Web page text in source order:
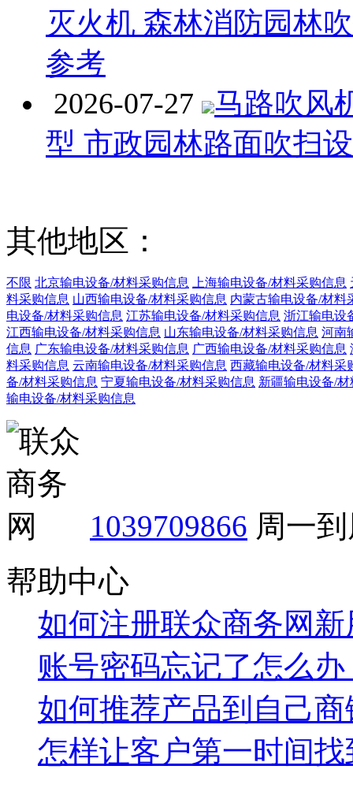
灭火机 森林消防园林
参考
2026-07-27
马路吹风
型 市政园林路面吹扫
其他地区：
不限 北京输电设备/材料采购信息 上海输电设备/材料采购信息
料采购信息 山西输电设备/材料采购信息 内蒙古输电设备/材料
电设备/材料采购信息 江苏输电设备/材料采购信息 浙江输电设
江西输电设备/材料采购信息 山东输电设备/材料采购信息 河南
信息 广东输电设备/材料采购信息 广西输电设备/材料采购信息
料采购信息 云南输电设备/材料采购信息 西藏输电设备/材料采
备/材料采购信息 宁夏输电设备/材料采购信息 新疆输电设备/
输电设备/材料采购信息
1039709866 周一
帮助中心
如何注册联众商务网
账号密码忘记了怎么办
如何推荐产品到自己
怎样让客户第一时间